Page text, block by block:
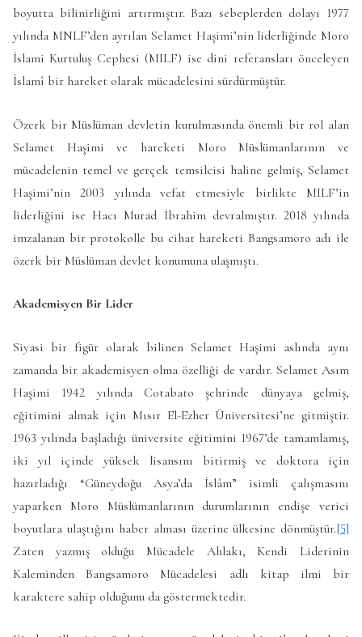
boyutta bilinirliğini artırmıştır. Bazı sebeplerden dolayı 1977
yılında MNLF’den ayrılan Selamet Haşimi’nin liderliğinde Moro
İslami Kurtuluş Cephesi (MILF) ise dini referansları önceleyen
İslamî bir hareket olarak mücadelesini sürdürmüştür.
Özerk bir Müslüman devletin kurulmasında önemli bir rol alan
Selamet Haşimi ve hareketi Moro Müslümanlarının ve
mücadelenin temel ve gerçek temsilcisi haline gelmiş, Selamet
Haşimi’nin 2003 yılında vefat etmesiyle birlikte MILF’in
liderliğini ise Hacı Murad İbrahim devralmıştır. 2018 yılında
imzalanan bir protokolle bu cihat hareketi Bangsamoro adı ile
özerk bir Müslüman devlet konumuna ulaşmıştı.
Akademisyen Bir Lider
Siyasi bir figür olarak bilinen Selamet Haşimi aslında aynı
zamanda bir akademisyen olma özelliği de vardır. Selamet Asım
Haşimi 1942 yılında Cotabato şehrinde dünyaya gelmiş,
eğitimini almak için Mısır El-Ezher Üniversitesi’ne gitmiştir.
1963 yılında başladığı üniversite eğitimini 1967’de tamamlamış,
iki yıl içinde yüksek lisansını bitirmiş ve doktora için
hazırladığı “Güneydoğu Asya’da İslâm” isimli çalışmasını
yaparken Moro Müslümanlarının durumlarının endişe verici
boyutlara ulaştığını haber alması üzerine ülkesine dönmüştür.[5]
Zaten yazmış olduğu Mücadele Ahlakı, Kendi Liderinin
Kaleminden Bangsamoro Mücadelesi adlı kitap ilmi bir
karaktere sahip olduğunu da göstermektedir.